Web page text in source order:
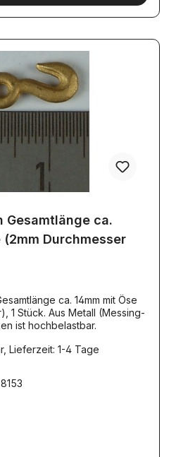
Gesamtlänge ca.
(2mm Durchmesser
ca. 14mm mit Öse
1 Stück. Aus Metall (Messing-
ist hochbelastbar.
Lieferzeit: 1-4 Tage
8153